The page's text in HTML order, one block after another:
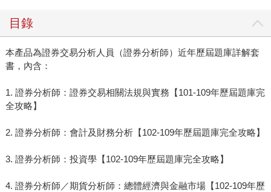
目錄
本產品為證券交易分析人員（證券分析師）近年歷屆題庫詳解套
書，內含：
1. 證券分析師：證券交易相關法規與實務【101-109年歷屆題庫完
全攻略】
2. 證券分析師：會計及財務分析【102-109年歷屆題庫完全攻略】
3. 證券分析師：投資學【102-109年歷屆題庫完全攻略】
4. 證券分析師／期貨分析師：總體經濟與金融市場【102-109年歷